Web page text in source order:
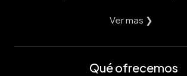
Ver mas ❯
Qué ofrecemos